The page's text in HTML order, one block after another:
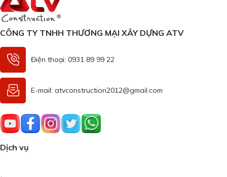
CÔNG TY TNHH THƯƠNG MẠI XÂY DỰNG ATV
Điện thoại: 0931 89 99 22
E-mail: atvconstruction2012@gmail.com
Dịch vụ